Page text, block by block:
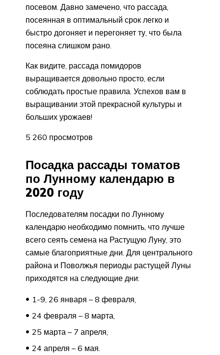
посевом. Давно замечено, что рассада,
посеянная в оптимальный срок легко и
быстро догоняет и перегоняет ту, что была
посеяна слишком рано.
Как видите, рассада помидоров
выращивается довольно просто, если
соблюдать простые правила. Успехов вам в
выращивании этой прекрасной культуры и
больших урожаев!
5 260 просмотров
Посадка рассады томатов
по Лунному календарю в
2020 году
Последователям посадки по Лунному
календарю необходимо помнить, что лучше
всего сеять семена на Растущую Луну, это
самые благоприятные дни. Для центрального
района и Поволжья периоды растущей Луны
приходятся на следующие дни:
1-9, 26 января – 8 февраля,
24 февраля – 8 марта,
25 марта – 7 апреля,
24 апреля – 6 мая.